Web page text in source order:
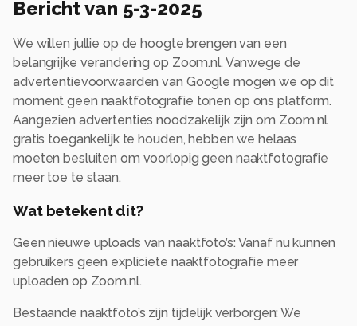
Bericht van 5-3-2025
We willen jullie op de hoogte brengen van een
belangrijke verandering op Zoom.nl. Vanwege de
advertentievoorwaarden van Google mogen we op dit
moment geen naaktfotografie tonen op ons platform.
Aangezien advertenties noodzakelijk zijn om Zoom.nl
gratis toegankelijk te houden, hebben we helaas
moeten besluiten om voorlopig geen naaktfotografie
meer toe te staan.
Wat betekent dit?
Geen nieuwe uploads van naaktfoto’s: Vanaf nu kunnen
gebruikers geen expliciete naaktfotografie meer
uploaden op Zoom.nl.
Bestaande naaktfoto’s zijn tijdelijk verborgen: We